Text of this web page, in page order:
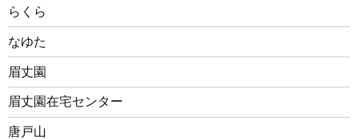
らくら
なゆた
眉丈園
眉丈園在宅センター
唐戸山